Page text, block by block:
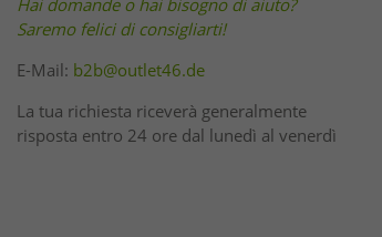
Hai domande o hai bisogno di aiuto?
Saremo felici di consigliarti!
E-Mail: b2b@outlet46.de
La tua richiesta riceverà generalmente
risposta entro 24 ore dal lunedì al venerdì